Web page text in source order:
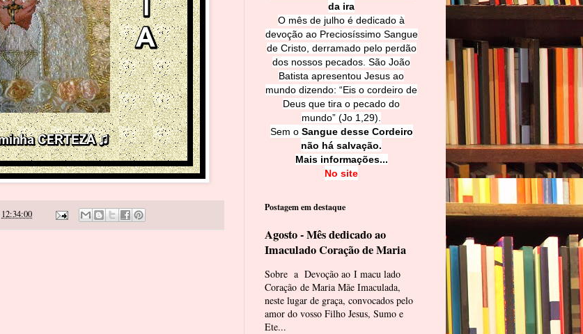
12:34:00
da ira
O mês de julho é dedicado à
devoção ao Preciosíssimo Sangue
de Cristo, derramado pelo perdão
dos nossos pecados. São João
Batista apresentou Jesus ao
mundo dizendo: “Eis o cordeiro de
Deus que tira o pecado do
mundo” (Jo 1,29).
Sem o Sangue desse Cordeiro
não há salvação.
Mais informações...
No site
Postagem em destaque
Agosto - Mês dedicado ao
Imaculado Coração de Maria
Sobre a Devoção ao I macu lado
Coração de Maria Mãe Imaculada,
neste lugar de graça, convocados pelo
amor do vosso Filho Jesus, Sumo e
Ete...